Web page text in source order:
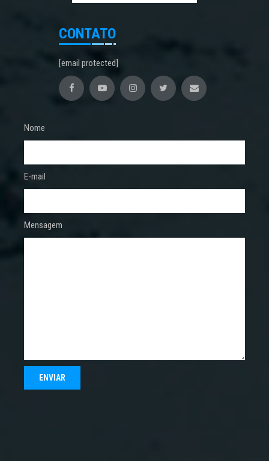
CONTATO
[email protected]
Nome
E-mail
Mensagem